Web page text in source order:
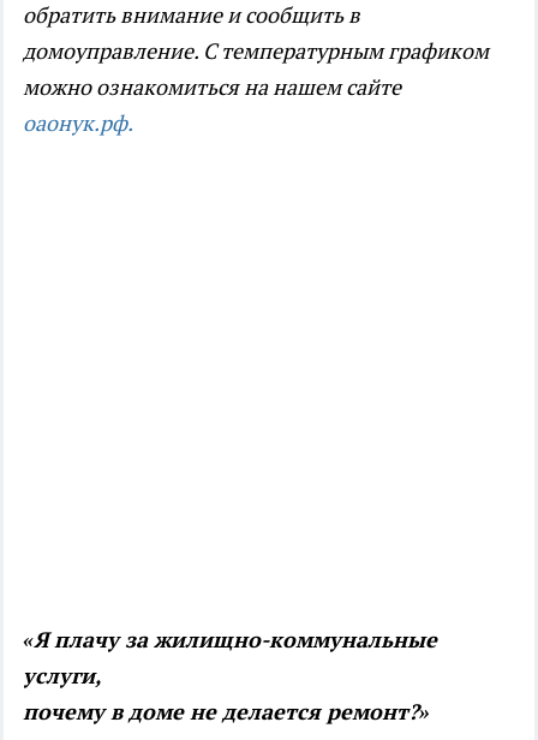
обратить внимание и сообщить в
домоуправление. С температурным графиком
можно ознакомиться на нашем сайте
оаонук.рф.
«Я плачу за жилищно-коммунальные
услуги,
почему в доме не делается ремонт?»